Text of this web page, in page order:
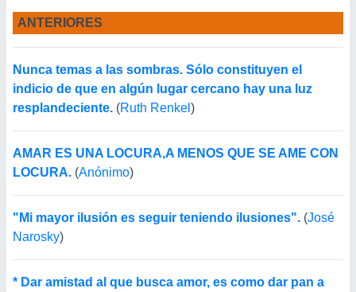
ANTERIORES
Nunca temas a las sombras. Sólo constituyen el
indicio de que en algún lugar cercano hay una luz
resplandeciente. (Ruth Renkel )
AMAR ES UNA LOCURA,A MENOS QUE SE AME CON
LOCURA. (Anónimo)
"Mi mayor ilusión es seguir teniendo ilusiones". (José
Narosky)
* Dar amistad al que busca amor, es como dar pan a